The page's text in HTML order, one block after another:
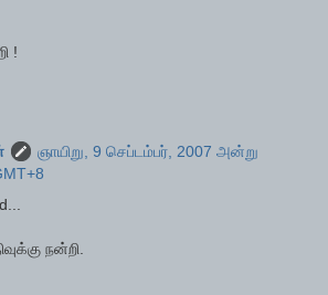
!
ஞாயிறு, 9 செப்டம்பர், 2007 அன்று
நன்றி.